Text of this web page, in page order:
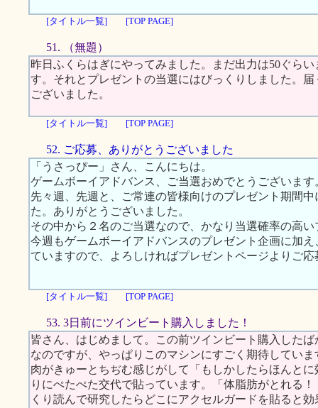
[タイトル一覧] [TOP PAGE]
51. （無題）
昨日ふくらはぎにやってみました。まだ出力は50ぐら
す。それとプレゼントの当選にはびっくりしました。
ございました。
[タイトル一覧] [TOP PAGE]
52. ご応募、ありがとうございました
「うさっぴー」さん、こんにちは。
ゲームボーイアドバンス、ご当選おめでとうございます
先々週、先週と、ご常連の皆様向けのプレゼント期間
た。ありがとうございました。
その中から２名のご当選なので、かなり当選確率の高
今週もゲームボーイアドバンスのプレゼント企画に加
ていますので、よろしければプレゼントページよりご
[タイトル一覧] [TOP PAGE]
53. 3日前にツインビート購入しました！
皆さん、はじめまして。この前ツインビート購入した
なのですが、やっぱりこのマシンにすごく期待してい
肉がきゅーとちぢむ感じがして「もしかしたらほんと
りにぺたぺた交代で貼っています。「体脂肪がとれる
くり読んで研究したらどこにアクセルガードを貼ると